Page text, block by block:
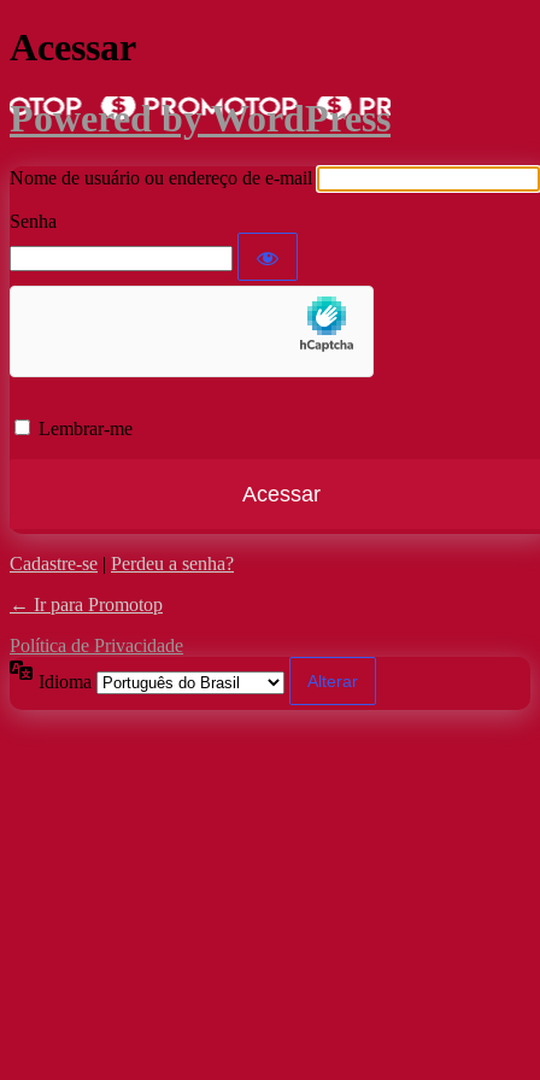
Acessar
Powered by WordPress
Nome de usuário ou endereço de e-mail
Senha
Lembrar-me
Cadastre-se | Perdeu a senha?
← Ir para Promotop
Política de Privacidade
Idioma